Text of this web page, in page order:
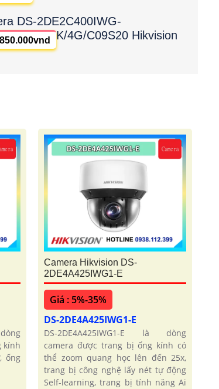
DS-2DE2C400IWG-
K/4G/C09S20 Hikvision
kính
ống
Camera Hikvision DS-
2DE4A425IWG1-E
Giá : 5%-35%
DS-2DE4A425IWG1-E
DS-2DE4A425IWG1-E là dòng
camera được trang bị ống kính có
thể zoom quang học lên đến 25x,
trang bị công nghệ lấy nét tự động
Self-learning, trang bị tính năng Ai